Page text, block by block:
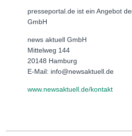
presseportal.de ist ein Angebot
GmbH
news aktuell GmbH
Mittelweg 144
20148 Hamburg
E-Mail: info@newsaktuell.de
www.newsaktuell.de/kontakt